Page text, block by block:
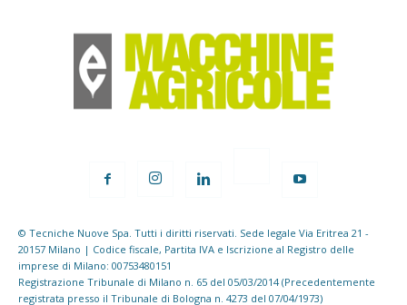
© Tecniche Nuove Spa. Tutti i diritti riservati. Sede legale Via Eritrea 21 -
20157 Milano | Codice fiscale, Partita IVA e Iscrizione al Registro delle
imprese di Milano: 00753480151
Registrazione Tribunale di Milano n. 65 del 05/03/2014 (Precedentemente
registrata presso il Tribunale di Bologna n. 4273 del 07/04/1973)